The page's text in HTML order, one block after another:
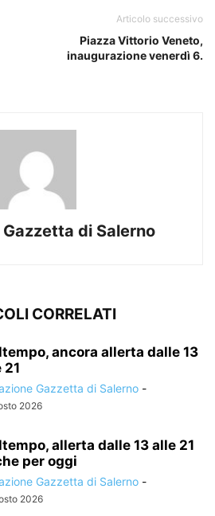
Articolo successivo
Piazza Vittorio Veneto,
inaugurazione venerdì 6.
Gazzetta di Salerno
CORRELATI
ancora allerta dalle 13
21
Gazzetta di Salerno -
2026
allerta dalle 13 alle 21
per oggi
Gazzetta di Salerno -
2026